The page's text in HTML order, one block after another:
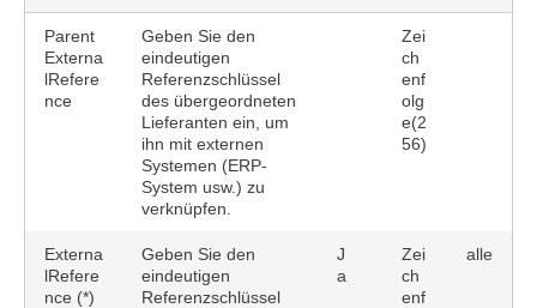
Parent
Externa
lRefere
nce
Geben Sie den
eindeutigen
Referenzschlüssel
des übergeordneten
Lieferanten ein, um
ihn mit externen
Systemen (ERP-
System usw.) zu
verknüpfen.
Zei
ch
enf
olg
e(2
56)
Externa
lRefere
nce (*)
Geben Sie den
eindeutigen
Referenzschlüssel
J
a
Zei
ch
enf
alle